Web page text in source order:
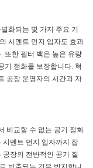
화되는 몇 가지 주요 기
시멘트 먼지 입자도 효과
또한 필터 백은 높은 유량
기 정화를 보장합니다. 혁
공장 운영자의 시간과 자
비교할 수 없는 공기 정화
시멘트 먼지 입자까지 잡
장의 전반적인 공기 질